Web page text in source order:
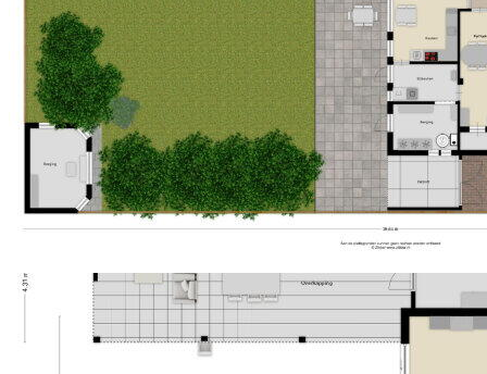
Über die zweite Treppe erreichen Sie das vierte
Schlafzimmer, groß genug für ein Doppelbett und
einen Schrank. Von diesem Raum haben Sie Zugang
zu einem befestigten Schrank sowie einer modernen
zweiten Badezimmeranlage. Das Haus verfügt
insgesamt über zwei Badezimmer. Das Hauptbad hat
eine Liegebadewanne, Dusche, Toilette und
Waschbeckenkommode – funktional aber mit
Möglichkeiten für eine frische Aktualisierung. Das
zweite Bad ist modern und schlicht gestaltet mit
grauen Fliesen, weißen Wänden, einer integrierten
Dusche, Toilette und einem Waschbeckenkommode
Gärtnern, Sonnenbaden & Genießen
Der Hintergarten ist ein wahres Paradies für Freunde
der Natur. Ein großer Terrassbereich, Rasenfläche,
Blumenbeete und eine Steinstufe vervollständigen
Soort parkeergelegenheid
Openbaar parkeren, op
eigen terrein